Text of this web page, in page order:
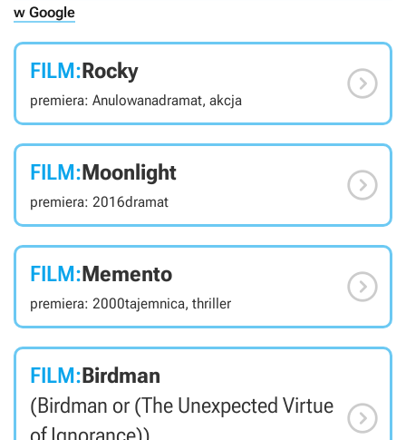
w Google
FILM:Rocky
premiera: Anulowanadramat, akcja 
FILM:Moonlight
premiera: 2016dramat 
FILM:Memento
premiera: 2000tajemnica, thriller 
FILM:Birdman
(Birdman or (The Unexpected Virtue 